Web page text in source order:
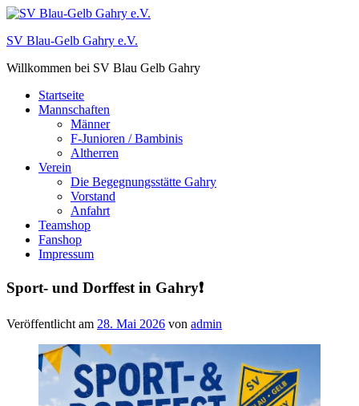
Zum
springen
SV Blau-Gelb Gahry e.V.
Willkommen bei SV Blau Gelb Gahry
Startseite
Mannschaften
Männer
F-Junioren / Bambinis
Altherren
Verein
Die Begegnungsstätte Gahry
Vorstand
Anfahrt
Teamshop
Fanshop
Impressum
Sport- und Dorffest in Gahry❗️
Veröffentlicht am 28. Mai 2026 von admin